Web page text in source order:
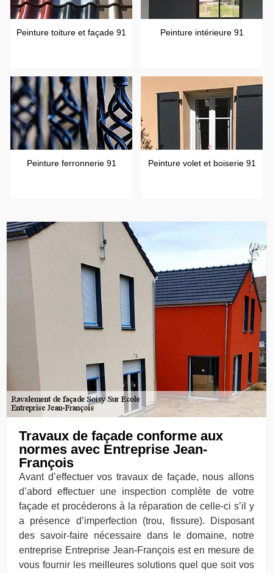
Peinture toiture et façade 91 Peinture intérieure 91
Peinture ferronnerie 91 Peinture volet et boiserie 91
Travaux de façade conforme aux
normes avec Entreprise Jean-
François
Avant d’effectuer vos travaux de façade, nous allons
d’abord effectuer une inspection complète de votre
façade et procéderons à la réparation de celle-ci s’il y
a présence d’imperfection (trou, fissure). Disposant
des savoir-faire nécessaire dans le domaine, notre
entreprise Entreprise Jean-François est en mesure de
vous fournir les meilleures solutions quel que soit vos